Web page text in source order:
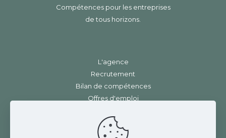
Compétences pour les entreprises
de tous horizons.
L'agence
Recrutement
Bilan de compétences
Offres d'emploi
Mentions légales